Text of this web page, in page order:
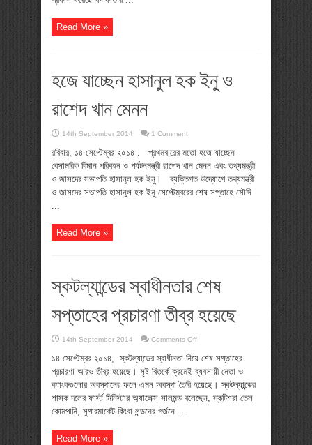
Read More »
হজে যাচ্ছেন হাসানুল হক ইনু ও
রাশেদ খান মেনন
14th September 2014 1 Comment
রবিবার, ১৪ সেপ্টেম্বর ২০১৪ : প্রথমবারের মতো হজে যাচ্ছেন
বেসামরিক বিমান পরিবহন ও পর্যটনমন্ত্রী রাশেদ খান মেনন এবং তথ্যমন্ত্রী
ও জাসদের সভাপতি হাসানুল হক ইনু। ব্যক্তিগত উদ্যোগে তথ্যমন্ত্রী
ও জাসদের সভাপতি হাসানুল হক ইনু সেপ্টেম্বরের শেষ সপ্তাহে সৌদি
...
Read More »
স্কটল্যান্ডের স্বাধীনতার শেষ
সপ্তাহের প্রচারণা তীব্র হয়েছে
14th September 2014 Comments Offon
স্বাধীনতার
শেষ
সপ্তাহের
তীব্র
হয়েছে
১৪ সেপ্টেম্বর ২০১৪, স্কটল্যান্ডের স্বাধীনতা নিয়ে শেষ সপ্তাহের
প্রচারণা আরও তীব্র হয়েছে। সৃষ্ট বিতর্কে ক্রমেই ব্যবসায়ী নেতা ও
ব্যাংকগুলোর অবস্থানের ফলে এমন অবস্থা তৈরি হয়েছে। স্কটল্যান্ডের
শাসক দলের ফার্স্ট মিনিস্টার অ্যালেক্স সালমন্ড বলেছেন, স্কটিশরা তেল
কোমপানি, সুপারমার্কেট কিংবা লন্ডনের গর্জনে ...
Read More »